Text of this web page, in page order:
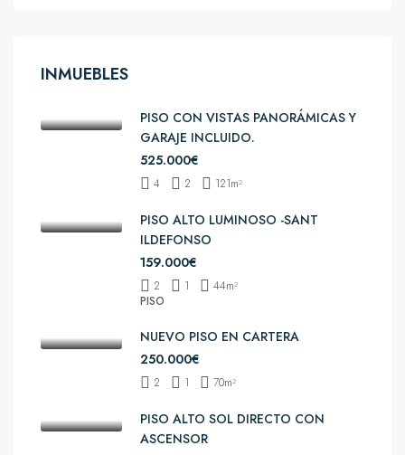
INMUEBLES
PISO CON VISTAS PANORÁMICAS Y
GARAJE INCLUIDO.
525.000€
4 2 121m²
PISO ALTO LUMINOSO -SANT
ILDEFONSO
159.000€
2 1 44m²
PISO
NUEVO PISO EN CARTERA
250.000€
2 1 70m²
PISO ALTO SOL DIRECTO CON
ASCENSOR